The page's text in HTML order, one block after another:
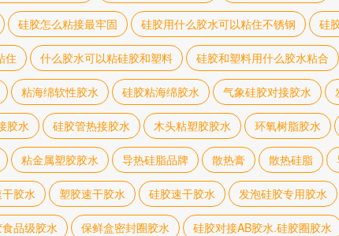
硅胶怎么粘接最牢固 硅胶用什么胶水可以粘住不锈钢 硅
住 什么胶水可以粘硅胶和塑料 硅胶和塑料用什么胶水粘合
粘海绵软性胶水 硅胶粘海绵胶水 气象硅胶对接胶水
胶水 硅胶管热接胶水 木头粘塑胶胶水 环氧树脂胶水
粘金属塑胶胶水 导热硅脂品牌 散热膏 散热硅脂
胶水 塑胶速干胶水 硅胶速干胶水 发泡硅胶专用胶水
品级胶水 保鲜盒密封圈胶水 硅胶对接AB胶水.硅胶圈胶水